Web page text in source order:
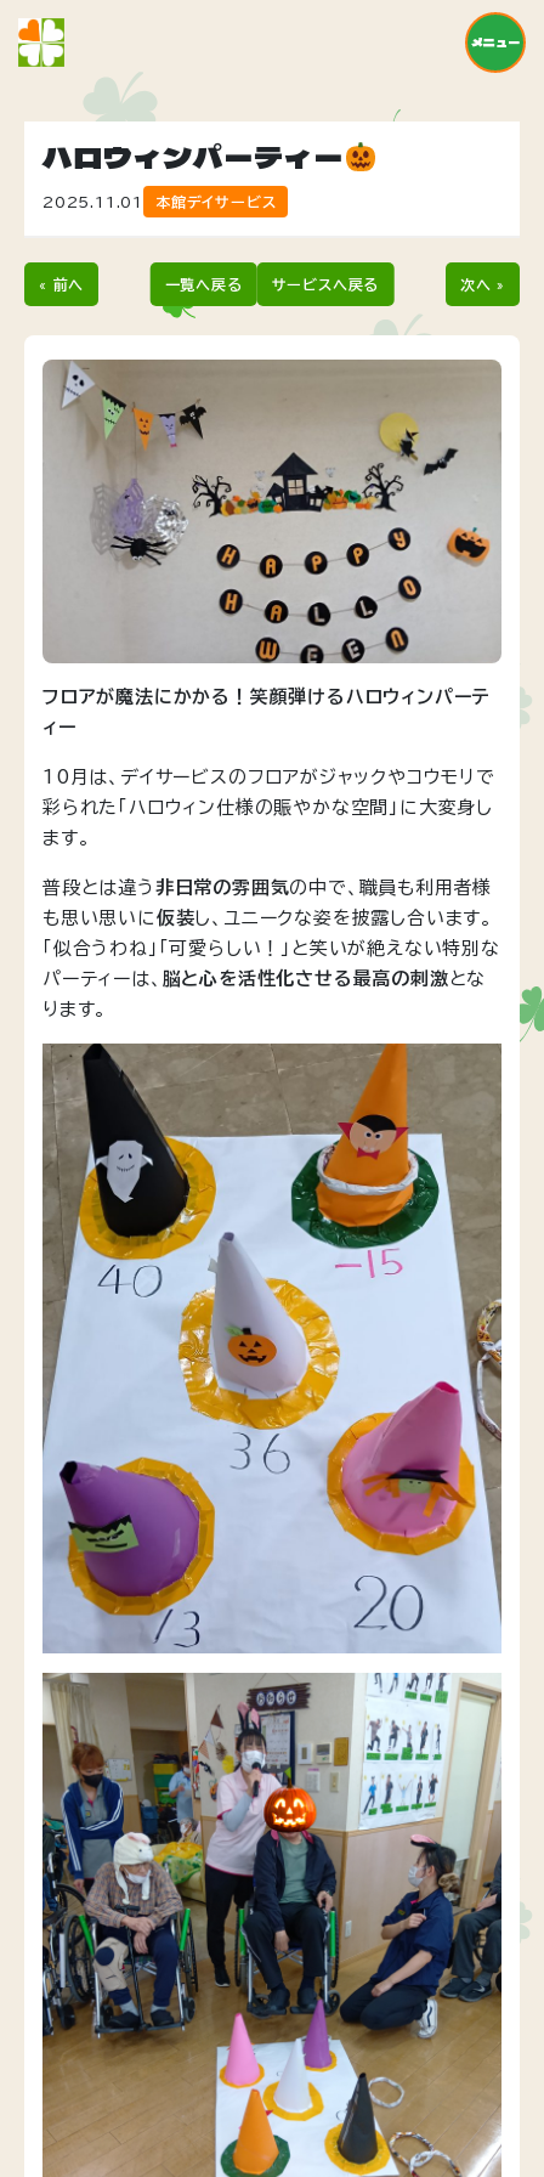
メニュー
ハロウィンパーティー
2025.11.01 本館デイサービス
« 前へ 一覧へ戻る サービスへ戻る 次へ »
フロアが魔法にかかる！笑顔弾けるハロウィンパーテ
ィー
10月は、デイサービスのフロアがジャックやコウモリで
彩られた「ハロウィン仕様の賑やかな空間」に大変身し
ます。
普段とは違う 非日常の雰囲気の中で、職員も利用者様
も思い思いに 仮装し、ユニークな姿を披露し合います。
「似合うわね」「可愛らしい！」と笑いが絶えない特別な
パーティーは、 脳と心を活性化させる最高の刺激 とな
ります。